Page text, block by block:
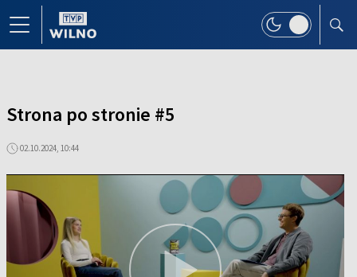
Strona po stronie #5
02.10.2024, 10:44